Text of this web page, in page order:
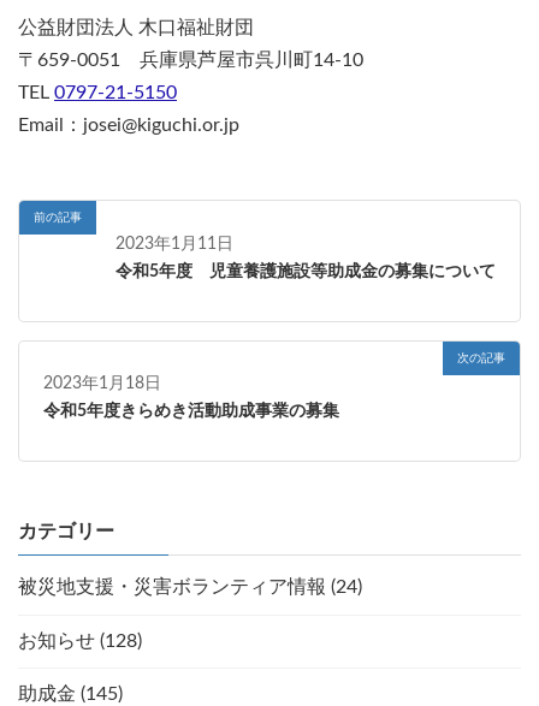
公益財団法人 木口福祉財団
〒659-0051 兵庫県芦屋市呉川町14-10
TEL 0797-21-5150
Email：josei@kiguchi.or.jp
前の記事
令和5年度 児童養護施設等助成金の募集について
2023年1月11日
次の記事
令和5年度きらめき活動助成事業の募集
2023年1月18日
カテゴリー
被災地支援・災害ボランティア情報 (24)
お知らせ (128)
助成金 (145)